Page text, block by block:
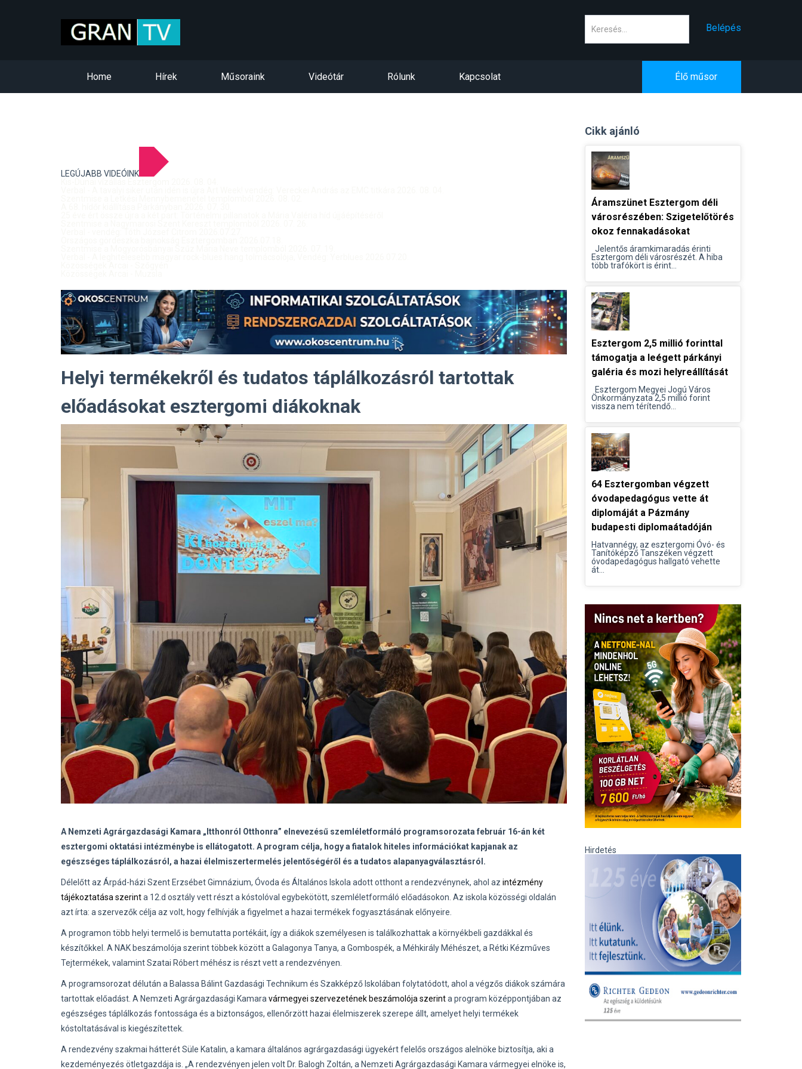
Belépés
Home Hírek Műsoraink Videótár Rólunk Kapcsolat Élő műsor
LEGÚJABB VIDEÓINK
Helyi termékekről és tudatos táplálkozásról tartottak
előadásokat esztergomi diákoknak
A Nemzeti Agrárgazdasági Kamara „Itthonról Otthonra” elnevezésű szemléletformáló programsorozata február 16-án két
esztergomi oktatási intézménybe is ellátogatott. A program célja, hogy a fiatalok hiteles információkat kapjanak az
egészséges táplálkozásról, a hazai élelmiszertermelés jelentőségéről és a tudatos alapanyagválasztásról.
Délelőtt az Árpád-házi Szent Erzsébet Gimnázium, Óvoda és Általános Iskola adott otthont a rendezvénynek, ahol az intézmény
tájékoztatása szerinta 12.d osztály vett részt a kóstolóval egybekötött, szemléletformáló előadásokon. Az iskola közösségi oldalán
azt írta: a szervezők célja az volt, hogy felhívják a figyelmet a hazai termékek fogyasztásának előnyeire.
A programon több helyi termelő is bemutatta portékáit, így a diákok személyesen is találkozhattak a környékbeli gazdákkal és
készítőkkel. A NAK beszámolója szerint többek között a Galagonya Tanya, a Gombospék, a Méhkirály Méhészet, a Rétki Kézműves
Tejtermékek, valamint Szatai Róbert méhész is részt vett a rendezvényen.
A programsorozat délután a Balassa Bálint Gazdasági Technikum és Szakképző Iskolában folytatódott, ahol a végzős diákok számára
tartottak előadást. A Nemzeti Agrárgazdasági Kamara vármegyei szervezetének beszámolója szerinta program középpontjában az
egészséges táplálkozás fontossága és a biztonságos, ellenőrzött hazai élelmiszerek szerepe állt, amelyet helyi termékek
kóstoltatásával is kiegészítettek.
A rendezvény szakmai hátterét Süle Katalin, a kamara általános agrárgazdasági ügyekért felelős országos alelnöke biztosítja, aki a
kezdeményezés ötletgazdája is. „A rendezvényen jelen volt Dr. Balogh Zoltán, a Nemzeti Agrárgazdasági Kamara vármegyei elnöke is,
Cikk ajánló
Áramszünet Esztergom déli
városrészében: Szigetelőtörés
okoz fennakadásokat
Jelentős áramkimaradás érinti
Esztergom déli városrészét. A hiba
több trafókört is érint...
Esztergom 2,5 millió forinttal
támogatja a leégett párkányi
galéria és mozi helyreállítását
Esztergom Megyei Jogú Város
Önkormányzata 2,5 millió forint
vissza nem térítendő...
64 Esztergomban végzett
óvodapedagógus vette át
diplomáját a Pázmány
budapesti diplomaátadóján
Hatvannégy, az esztergomi Óvó- és
Tanítóképző Tanszéken végzett
óvodapedagógus hallgató vehette
át...
Hirdetés